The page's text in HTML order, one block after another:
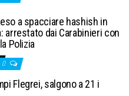
a spacciare hashish in
arrestato dai Carabinieri con
Polizia
0
Flegrei, salgono a 21 i